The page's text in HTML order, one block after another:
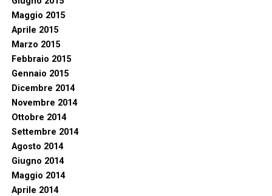
Maggio 2015
Aprile 2015
Marzo 2015
Febbraio 2015
Gennaio 2015
Dicembre 2014
Novembre 2014
Ottobre 2014
Settembre 2014
Agosto 2014
Giugno 2014
Maggio 2014
Aprile 2014